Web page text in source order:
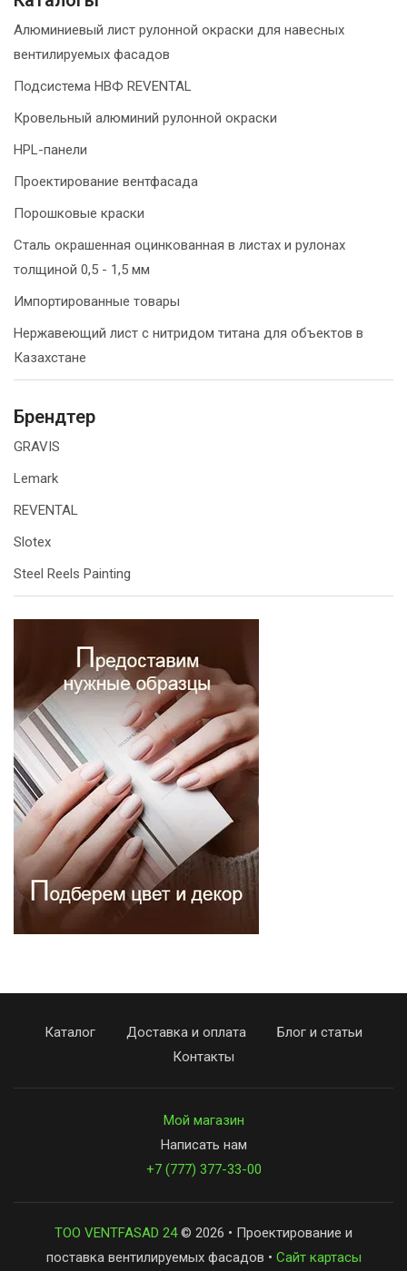
Алюминиевый лист рулонной окраски для навесных
вентилируемых фасадов
Подсистема НВФ REVENTAL
Кровельный алюминий рулонной окраски
HPL-панели
Проектирование вентфасада
Порошковые краски
Сталь окрашенная оцинкованная в листах и рулонах
толщиной 0,5 - 1,5 мм
Импортированные товары
Нержавеющий лист с нитридом титана для объектов в
Казахстане
Брендтер
GRAVIS
Lemark
REVENTAL
Slotex
Steel Reels Painting
Каталог Доставка и оплата
Блог и статьи
Контакты
Мой магазин
Написать нам
+7 (777) 377-33-00
ТОО VENTFASAD 24© 2026 • Проектирование и
поставка вентилируемых фасадов • Сайт картасы